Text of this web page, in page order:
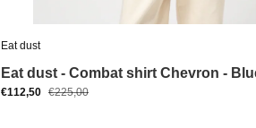
Eat dust
Eat dust - Combat shirt Chevron -
€112,50 €225,00